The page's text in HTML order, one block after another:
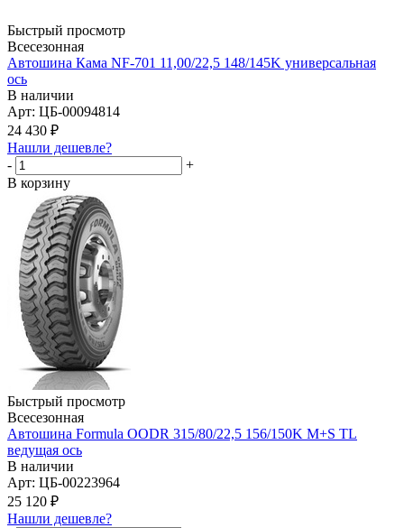
Быстрый просмотр
Всесезонная
Автошина Кама NF-701 11,00/22,5 148/145K универсальная
ось
В наличии
Арт: ЦБ-00094814
24 430 ₽
Нашли дешевле?
-
+
В корзину
Быстрый просмотр
Всесезонная
Автошина Formula OODR 315/80/22,5 156/150K M+S TL
ведущая ось
В наличии
Арт: ЦБ-00223964
25 120 ₽
Нашли дешевле?